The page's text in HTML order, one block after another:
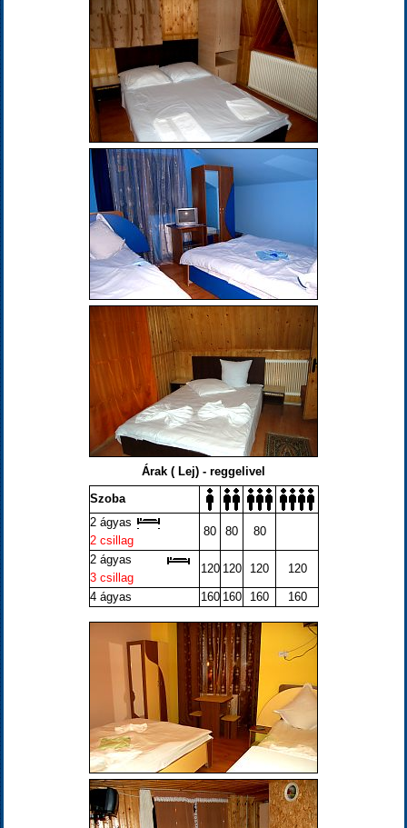
Árak ( Lej) - reggelivel
Szoba
2 ágyas
2 csillag
80 80 80
2 ágyas
3 csillag
120 120 120 120
4 ágyas 160 160 160 160